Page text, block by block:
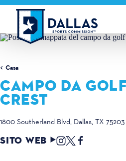
Vai al contenuto
Casa
CAMPO DA
CREST
1800 Southerland Blvd Dallas, TX 75203
SITO WEB